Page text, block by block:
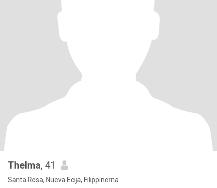
Thelma, 41
Santa Rosa, Nueva Ecija, Filippinerna